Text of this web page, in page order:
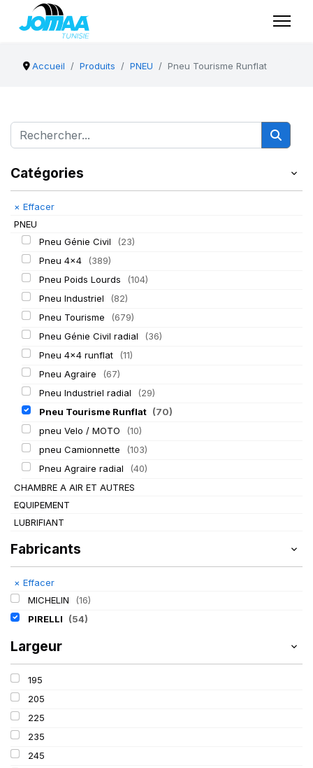
Accueil Produits PNEU Pneu Tourisme Runflat
Catégories
× Effacer
PNEU
Pneu Génie Civil
(23)
Pneu 4x4
(389)
Pneu Poids Lourds
(104)
Pneu Industriel
(82)
Pneu Tourisme
(679)
Pneu Génie Civil radial
(36)
Pneu 4x4 runflat
(11)
Pneu Agraire
(67)
Pneu Industriel radial
(29)
Pneu Tourisme Runflat (70)
pneu Velo / MOTO
(10)
pneu Camionnette
(103)
Pneu Agraire radial
(40)
CHAMBRE A AIR ET AUTRES
EQUIPEMENT
LUBRIFIANT
Fabricants
× Effacer
MICHELIN
(16)
PIRELLI
(54)
Largeur
195
205
225
235
245